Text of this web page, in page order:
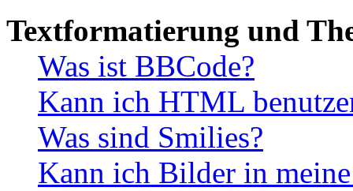
Textformatierung und
Was ist BBCode?
Kann ich HTML
Was sind Smilies?
Kann ich Bilder in